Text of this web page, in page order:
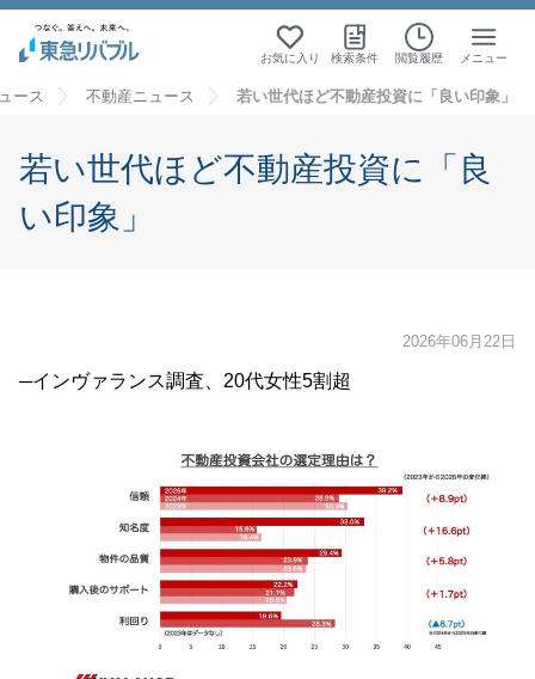
お気に入り 検索条件 閲覧履歴 メニュー
ース 不動産ニュース 若い世代ほど不動産投資に「良い印象」
若い世代ほど不動産投資に「良
い印象」
2026年06月22日
─インヴァランス調査、20代女性5割超